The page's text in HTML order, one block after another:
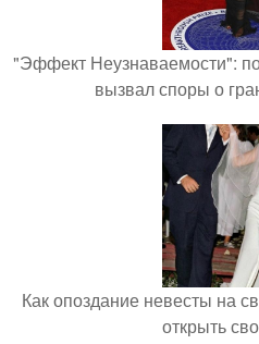
"Эффект Неузнаваемости":
вызвал споры о
Как опоздание невесты на
открыть